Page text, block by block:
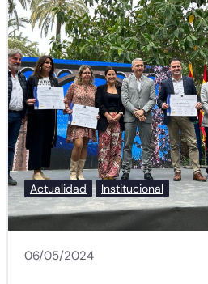
Actualidad Institucional
06/05/2024